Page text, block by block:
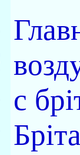
с